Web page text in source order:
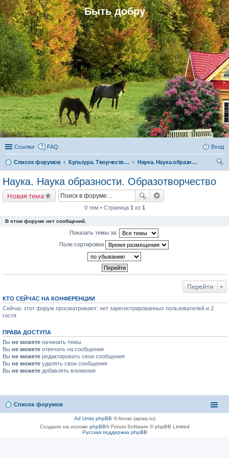
Быть добру
Ссылки FAQ Вход
Список форумов Культура. Творчество. Наука
Наука. Наука образности. Образотворчество
Наука. Наука образности. Образотворчество
Новая тема
0 тем • Страница 1 из 1
В этом форуме нет сообщений.
Показать темы за:
Поле сортировки
Перейти
КТО СЕЙЧАС НА КОНФЕРЕНЦИИ
Сейчас этот форум просматривают: нет зарегистрированных пользователей и 2
гостя
ПРАВА ДОСТУПА
Вы не можете начинать темы
Вы не можете отвечать на сообщения
Вы не можете редактировать свои сообщения
Вы не можете удалять свои сообщения
Вы не можете добавлять вложения
Список форумов
Ad Units phpBB © Anvar (apwa.ru)
Создано на основе phpBB® Forum Software © phpBB Limited
Русская поддержка phpBB